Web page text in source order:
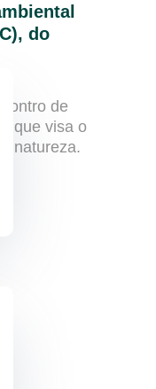
do
de
que visa o
natureza.